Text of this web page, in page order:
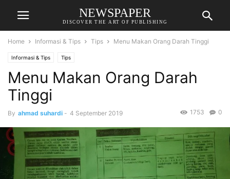
NEWSPAPER
DISCOVER THE ART OF PUBLISHING
Home Informasi & Tips Tips Menu Makan Orang Darah Tinggi
Informasi & Tips Tips
Menu Makan Orang Darah
Tinggi
By ahmad suhardi - 4 September 2019 0
1753